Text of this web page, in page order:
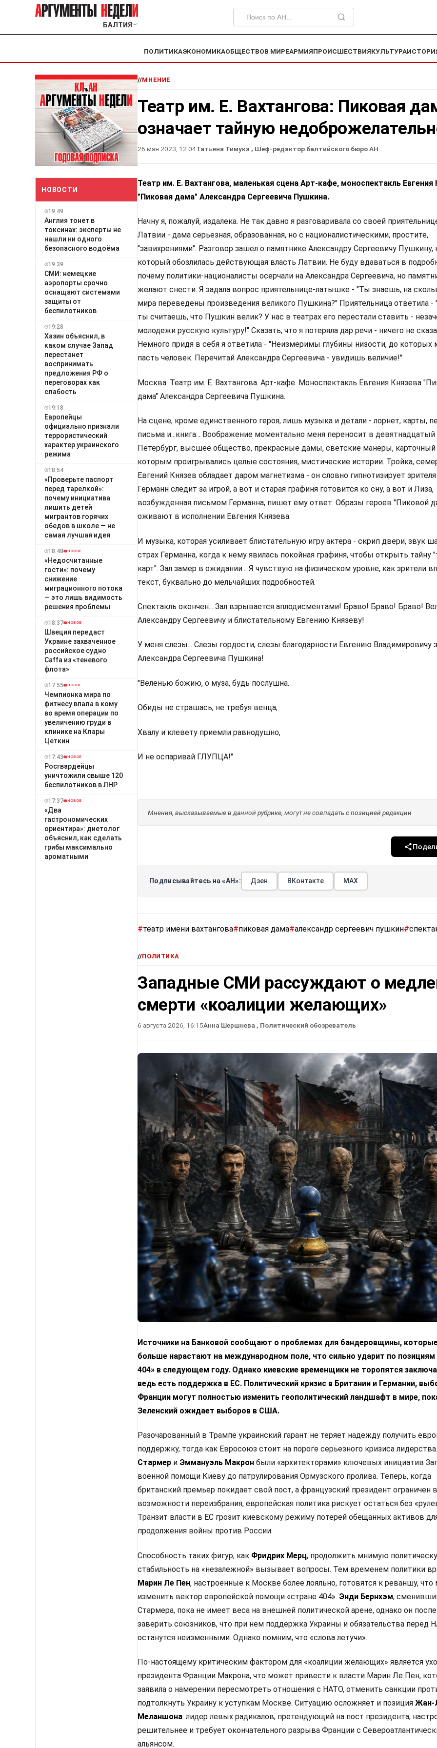
БАЛТИЯ ﹀
ПОЛИТИКАЭКОНОМИКАОБЩЕСТВОВ МИРЕАРМИЯПРОИСШЕСТВИЯКУЛЬТУРА
НОВОСТИ
19:49
Англия тонет в
токсинах: эксперты не
нашли ни одного
безопасного водоёма
19:39
СМИ: немецкие
аэропорты срочно
оснащают системами
защиты от
беспилотников
19:28
Хазин объяснил, в
каком случае Запад
перестанет
воспринимать
предложения РФ о
переговорах как
слабость
19:18
Европейцы
официально признали
террористический
характер украинского
режима
18:54
«Проверьте паспорт
перед тарелкой»:
почему инициатива
лишить детей
мигрантов горячих
обедов в школе — не
самая лучшая идея
18:48 НОВОЕ
«Недосчитанные
гости»: почему
снижение
миграционного потока
— это лишь видимость
решения проблемы
18:37 НОВОЕ
Швеция передаст
Украине захваченное
российское судно
Caffa из «теневого
флота»
17:55 НОВОЕ
Чемпионка мира по
фитнесу впала в кому
во время операции по
увеличению груди в
клинике на Клары
Цеткин
17:43 НОВОЕ
Росгвардейцы
уничтожили свыше 120
беспилотников в ЛНР
17:37 НОВОЕ
«Два
гастрономических
ориентира»: диетолог
объяснил, как сделать
грибы максимально
ароматными
//МНЕНИЕ
Театр им. Е. Вахтангова: Пиковая
означает тайную
26 мая 2023, 12:04Татьяна Тимука , Шеф-редактор балтийского бюро АН
Театр им. Е. Вахтангова, маленькая сцена Арт-кафе, моноспектакль Евгения
"Пиковая дама" Александра Сергеевича Пушкина.
Начну я, пожалуй, издалека. Не так давно я разговаривала со своей
Латвии - дама серьезная, образованная, но с националистическими, простите,
"завихрениями". Разговор зашел о памятнике Александру Сергеевичу Пушкину,
который обозлилась действующая власть Латвии. Не буду вдаваться в
почему политики-националисты осерчали на Александра Сергеевича, но
желают снести. Я задала вопрос приятельнице-латышке - "Ты знаешь, на
мира переведены произведения великого Пушкина?" Приятельница ответила -
ты считаешь, что Пушкин велик? У нас в театрах его перестали ставить -
молодежи русскую культуру!" Сказать, что я потеряла дар речи - ничего не
Немного придя в себя я ответила - "Неизмеримы глубины низости, до которых
пасть человек. Перечитай Александра Сергеевича - увидишь величие!"
Москва. Театр им. Е. Вахтангова. Арт-кафе. Моноспектакль Евгения Князева
дама" Александра Сергеевича Пушкина.
На сцене, кроме единственного героя, лишь музыка и детали - лорнет, карты,
письма и...книга... Воображение моментально меня переносит в девятнадцатый
Петербург, высшее общество, прекрасные дамы, светские манеры, карточный
которым проигрывались целые состояния, мистические истории. Тройка,
Евгений Князев обладает даром магнетизма - он словно гипнотизирует
Германн следит за игрой, а вот и старая графиня готовится ко сну, а вот и Лиза,
возбужденная письмом Германна, пишет ему ответ. Образы героев "Пиковой
оживают в исполнении Евгения Князева.
И музыка, которая усиливает блистательную игру актера - скрип двери, звук
страх Германна, когда к нему явилась покойная графиня, чтобы открыть тайну
карт". Зал замер в ожидании... Я чувствую на физическом уровне, как зрители
текст, буквально до мельчайших подробностей.
Спектакль окончен... Зал взрывается аплодисментами! Браво! Браво! Браво!
Александру Сергеевичу и блистательному Евгению Князеву!
У меня слезы... Слезы гордости, слезы благодарности Евгению Владимировичу
Александра Сергеевича Пушкина!
"Веленью божию, о муза, будь послушна.
Обиды не страшась, не требуя венца;
Хвалу и клевету приемли равнодушно,
И не оспаривай ГЛУПЦА!"
Мнения, высказываемые в данной рубрике, могут не совпадать с позицией редакции
Подписывайтесь на «АН»: Дзен ВКонтакте МАХ
#театр имени вахтангова#пиковая дама#александр сергеевич пушкин#
//ПОЛИТИКА
Западные СМИ рассуждают о
смерти «коалиции желающих»
6 августа 2026, 16:15Анна Шершнева , Политический обозреватель
Источники на Банковой сообщают о проблемах для бандеровщины,
больше нарастают на международном поле, что сильно ударит по позициям
404» в следующем году. Однако киевские временщики не торопятся
ведь есть поддержка в ЕС. Политический кризис в Британии и Германии,
Франции могут полностью изменить геополитический ландшафт в мире,
Зеленский ожидает выборов в США.
Разочарованный в Трампе украинский гарант не теряет надежду получить
поддержку, тогда как Евросоюз стоит на пороге серьезного кризиса лидерства.
Стармер и Эммануэль Макрон были «архитекторами» ключевых инициатив
военной помощи Киеву до патрулирования Ормузского пролива. Теперь, когда
британский премьер покидает свой пост, а французский президент ограничен в
возможности переизбрания, европейская политика рискует остаться без
Транзит власти в ЕС грозит киевскому режиму потерей обещанных активов
продолжения войны против России.
Способность таких фигур, как Фридрих Мерц, продолжить мнимую
стабильность на «незалежной» вызывает вопросы. Тем временем политики
Марин Ле Пен, настроенные к Москве более лояльно, готовятся к реваншу,
изменить вектор европейской помощи «стране 404». Энди Бернхэм,
Стармера, пока не имеет веса на внешней политической арене, однако он
заверить союзников, что при нем поддержка Украины и обязательства перед
останутся неизменными. Однако помним, что «слова летучи».
По-настоящему критическим фактором для «коалиции желающих» является
президента Франции Макрона, что может привести к власти Марин Ле Пен,
заявила о намерении пересмотреть отношения с НАТО, отменить санкции
подтолкнуть Украину к уступкам Москве. Ситуацию осложняет и позиция Жан-
Меланшона: лидер левых радикалов, претендующий на пост президента,
решительнее и требует окончательного разрыва Франции с
альянсом.